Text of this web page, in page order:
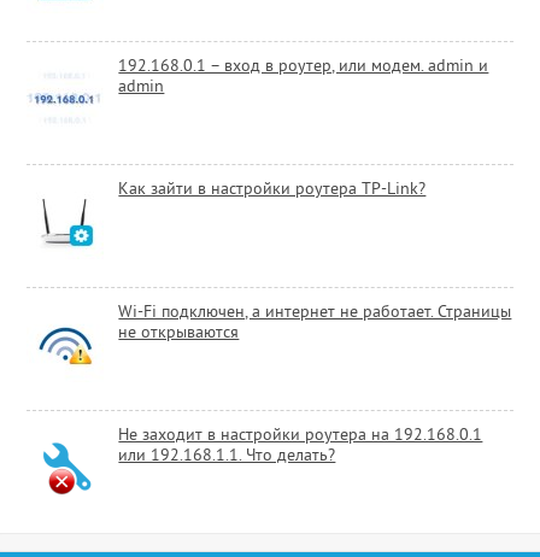
192.168.0.1 – вход в роутер, или модем. admin и
admin
Как зайти в настройки роутера TP-Link?
Wi-Fi подключен, а интернет не работает. Страницы
не открываются
Не заходит в настройки роутера на 192.168.0.1
или 192.168.1.1. Что делать?